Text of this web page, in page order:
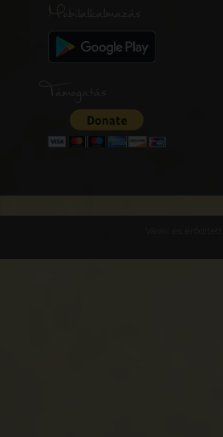
Mobilalkalmazás
Támogatás